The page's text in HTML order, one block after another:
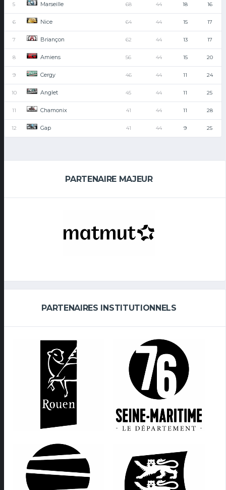
5 Marseille 68 44 18 16
6 Nice 64 44 15 17
7 Briançon 62 44 13 17
8 Amiens 56 44 15 20
9 Cergy 46 44 11 24
10 Anglet 45 44 11 25
11 Chamonix 41 44 11 28
12 Gap 41 44 9 25
PARTENAIRE MAJEUR
PARTENAIRES INSTITUTIONNELS